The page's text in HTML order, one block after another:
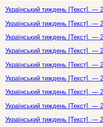
Український тиждень [Текст].
Український тиждень [Текст].
Український тиждень [Текст].
Український тиждень [Текст].
Український тиждень [Текст].
Український тиждень [Текст].
Український тиждень [Текст].
Український тиждень [Текст].
Український тиждень [Текст].